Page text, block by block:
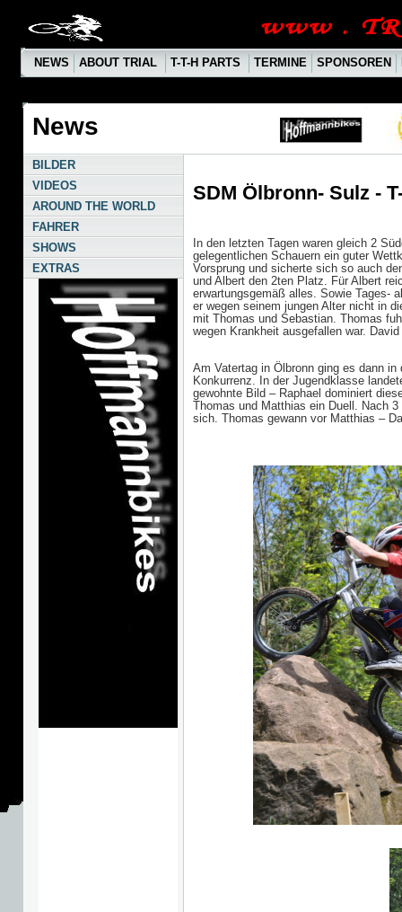
NEWS ABOUT TRIAL T-T-H PARTS TERMINE SPONSOREN
News
BILDER
VIDEOS
AROUND THE WORLD
FAHRER
SHOWS
EXTRAS
SDM Ölbronn- Sulz -
In den letzten Tagen waren gleich 2
gelegentlichen Schauern ein guter
Vorsprung und sicherte sich so auch
und Albert den 2ten Platz. Für Albert
erwartungsgemäß alles. Sowie Tages-
er wegen seinem jungen Alter nicht in
mit Thomas und Sebastian. Thomas
wegen Krankheit ausgefallen war.
Am Vatertag in Ölbronn ging es dann
Konkurrenz. In der Jugendklasse
gewohnte Bild – Raphael dominiert
Thomas und Matthias ein Duell. Nach
sich. Thomas gewann vor Matthias –